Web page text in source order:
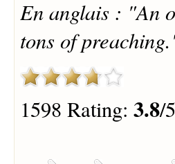
En anglais : "An
tons of
1598 Rating: 3.8/